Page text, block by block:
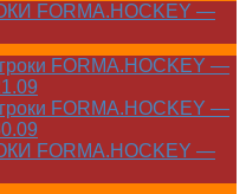
FORMA.HOCKEY —
FORMA.HOCKEY —
FORMA.HOCKEY —
FORMA.HOCKEY —